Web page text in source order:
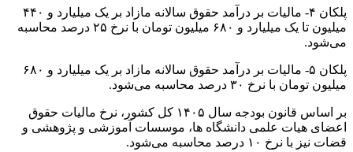
پلکان ۴- مالیات بر درآمد حقوق سالانه مازاد بر یک میلیارد و ۴۴۰
میلیون تا یک میلیارد و ۶۸۰ میلیون تومان با نرخ ۲۵ درصد محاسبه
می‌‏شود.
پلکان ۵- مالیات بر درآمد حقوق سالانه مازاد بر یک میلیارد و ۶۸۰
میلیون تومان با نرخ ۳۰ درصد محاسبه می‌شود.
بر اساس قانون بودجه سال ۱۴۰۵ کل کشور، نرخ مالیات حقوق
اعضای هیات علمی دانشگاه ها، موسسات آموزشی و پژوهشی و
قضات نیز با نرخ ۱۰ درصد محاسبه می‌‏شود.